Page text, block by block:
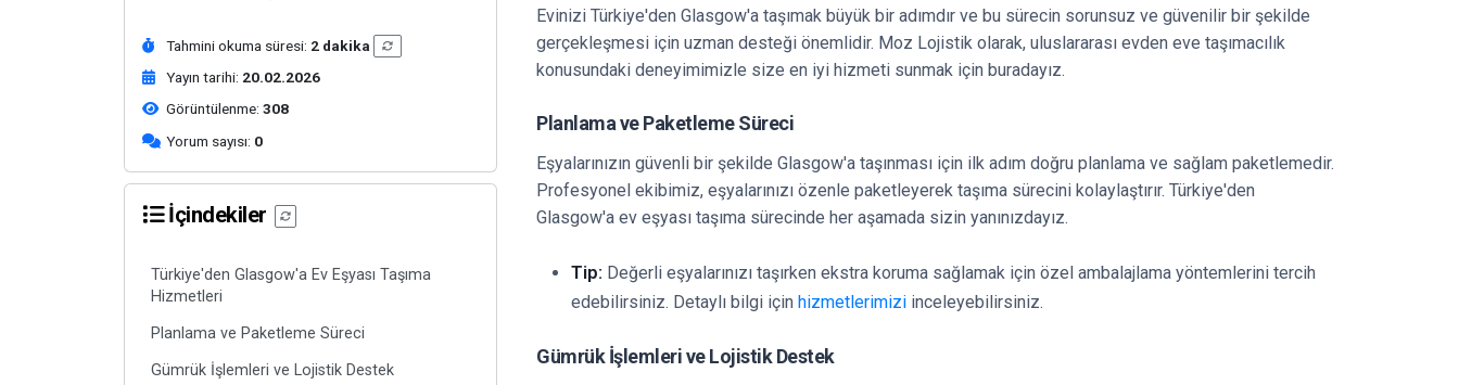
Tahmini okuma süresi: 2 dakika
Yayın tarihi: 20.02.2026
Görüntülenme:308
Yorum sayısı: 0
İçindekiler
Türkiye'den Glasgow'a Ev Eşyası Taşıma
Hizmetleri
Planlama ve Paketleme Süreci
Gümrük İşlemleri ve Lojistik Destek
Evinizi Türkiye'den Glasgow'a taşımak büyük bir adımdır ve bu sürecin sorunsuz ve güvenilir bir şekilde
gerçekleşmesi için uzman desteği önemlidir. Moz Lojistik olarak, uluslararası evden eve taşımacılık
konusundaki deneyimimizle size en iyi hizmeti sunmak için buradayız.
Planlama ve Paketleme Süreci
Eşyalarınızın güvenli bir şekilde Glasgow'a taşınması için ilk adım doğru planlama ve sağlam paketlemedir.
Profesyonel ekibimiz, eşyalarınızı özenle paketleyerek taşıma sürecini kolaylaştırır. Türkiye'den
Glasgow'a ev eşyası taşıma sürecinde her aşamada sizin yanınızdayız.
Tip: Değerli eşyalarınızı taşırken ekstra koruma sağlamak için özel ambalajlama yöntemlerini tercih
edebilirsiniz. Detaylı bilgi için hizmetlerimizi inceleyebilirsiniz.
Gümrük İşlemleri ve Lojistik Destek